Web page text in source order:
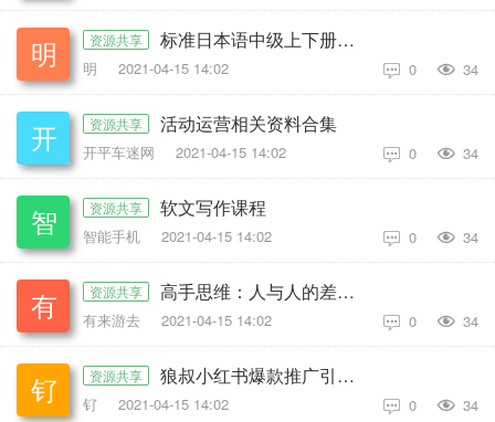
资源共享 标准日本语中级上下册（123课时）
明 2021-04-15 14:02 0  34
资源共享 活动运营相关资料合集
开平车迷网 2021-04-15 14:02 0  34
资源共享 软文写作课程
智能手机 2021-04-15 14:02 0  34
资源共享 高手思维：人与人的差距到底在哪里
有来游去 2021-04-15 14:02 0  34
资源共享 狼叔小红书爆款推广引流训练课第11期
钌 2021-04-15 14:02 0  34